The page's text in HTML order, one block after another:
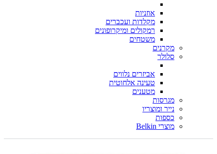
אוזניות
מקלדות ועכברים
רמקולים ומיקרופונים
משטחים
מקרנים
סלולר
אביזרים נלווים
טעינה אלחוטית
מטענים
מגרסות
נייר ומוצריו
כספות
מוצרי Belkin